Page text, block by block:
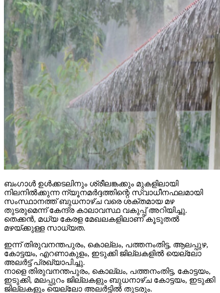
ബംഗാള്‍ ഉള്‍ക്കടലിനും ശ്രീലങ്കക്കും മുകളിലായി
നിലനില്‍ക്കുന്ന ന്യൂനമര്‍ദ്ദത്തിന്റെ സ്വാധീനഫലമായി
സംസ്ഥാനത്ത് ബുധനാഴ്ച വരെ ശക്തമായ മഴ
തുടരുമെന്ന് കേന്ദ്ര കാലാവസ്ഥ വകുപ്പ് അറിയിച്ചു.
തെക്കന്‍, മധ്യ കേരള മേഖലകളിലാണ് കൂടുതല്‍
മഴയ്ക്കുള്ള സാധ്യത.
ഇന്ന് തിരുവനന്തപുരം, കൊല്ലം, പത്തനംതിട്ട, ആലപ്പുഴ,
കോട്ടയം, എറണാകുളം, ഇടുക്കി ജില്ലകളില്‍ യെല്ലോ
അലര്‍ട്ട് പ്രഖ്യാപിച്ചു.
നാളെ തിരുവനന്തപുരം, കൊല്ലം, പത്തനംതിട്ട, കോട്ടയം,
ഇടുക്കി, മലപ്പുറം ജില്ലകളും ബുധനാഴ്ച കോട്ടയം, ഇടുക്കി
ജില്ലകളും യെല്ലോ അലര്‍ട്ടില്‍ തുടരും.